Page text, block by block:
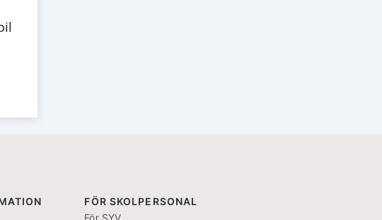
FÖR SKOLPERSONAL
För SYV